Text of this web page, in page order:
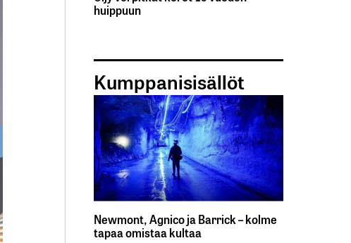
huippuun
Kumppanisisällöt
Newmont, Agnico ja Barrick – kolme
tapaa omistaa kultaa